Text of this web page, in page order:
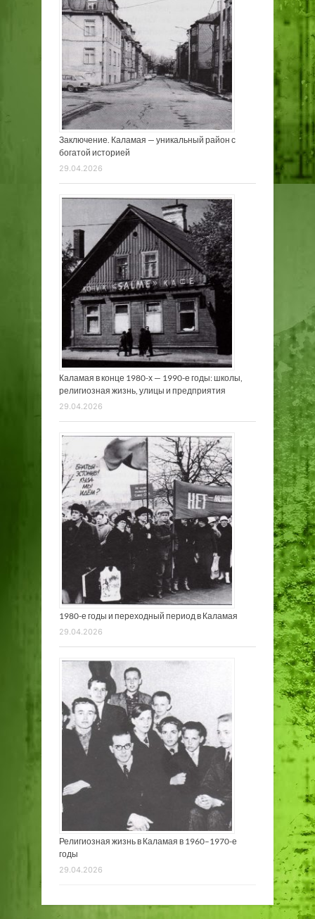
Заключение. Каламая — уникальный район с
богатой историей
29.04.2026
Каламая в конце 1980-х — 1990-е годы: школы,
религиозная жизнь, улицы и предприятия
29.04.2026
1980-е годы и переходный период в Каламая
29.04.2026
Религиозная жизнь в Каламая в 1960–1970-е
годы
29.04.2026